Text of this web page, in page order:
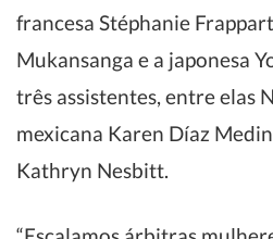
francesa Stéphanie
Mukansanga e a japonesa
três assistentes, entre elas
mexicana Karen Díaz
Kathryn Nesbitt.